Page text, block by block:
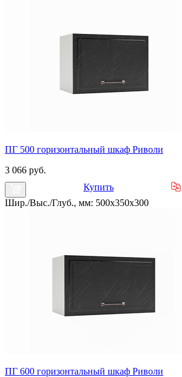
ПГ 500 горизонтальный шкаф Риволи
3 066 руб.
Купить
Шир./Выс./Глуб., мм: 500x350x300
ПГ 600 горизонтальный шкаф Риволи